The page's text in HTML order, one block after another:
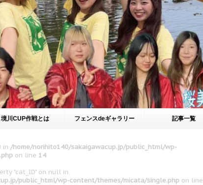
境川CUP作戦とは フェンスdeギャラリー 記事一覧
in /home/norihito140/sakaigawacup.jp/public_html/wp-
on line 14
"cat_ID" on null in
public_html/wp-content/themes/micata/single.php on line